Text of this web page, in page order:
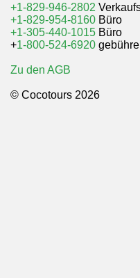
+1-829-946-2802
+1-829-954-8160 Büro
+1-305-440-1015 Büro
+1-800-524-6920
Zu den AGB
© Cocotours 2026